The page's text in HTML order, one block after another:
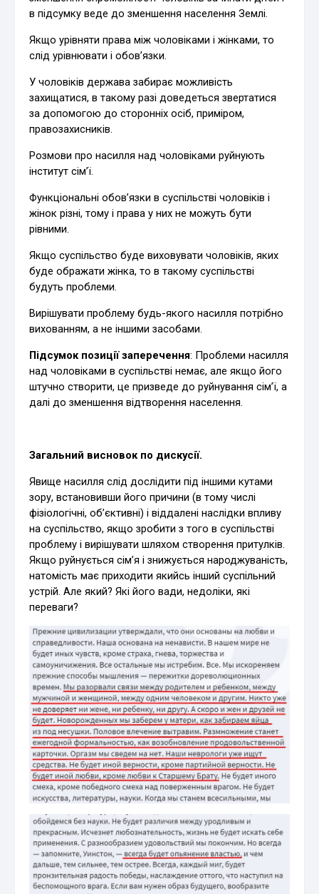
в підсумку веде до зменшення населення Землі.
Якщо урівняти права між чоловіками і жінками, то
слід урівнювати і обов’язки.
У чоловіків держава забирає можливість
захищатися, в такому разі доведеться звертатися
за допомогою до сторонніх осіб, приміром,
правозахисників.
Розмови про насилля над чоловіками руйнують
інститут сім’ї.
Функціональні обов’язки в суспільстві чоловіків і
жінок різні, тому і права у них не можуть бути
рівними.
Якщо суспільство буде виховувати чоловіків, яких
буде ображати жінка, то в такому суспільстві
будуть проблеми.
Вирішувати проблему будь-якого насилля потрібно
вихованням, а не іншими засобами.
Підсумок позиції заперечення: Проблеми насилля
над чоловіками в суспільстві немає, але якщо його
штучно створити, це призведе до руйнування сім’ї, а
далі до зменшення відтворення населення.
Загальний висновок по дискусії.
Явище насилля слід дослідити під іншими кутами
зору, встановивши його причини (в тому числі
фізіологічні, об’єктивні) і віддалені наслідки впливу
на суспільство, якщо зробити з того в суспільстві
проблему і вирішувати шляхом створення притулків.
Якщо руйнується сім’я і знижується народжуваність,
натомість має приходити якийсь інший суспільний
устрій. Але який? Які його вади, недоліки, які
переваги?